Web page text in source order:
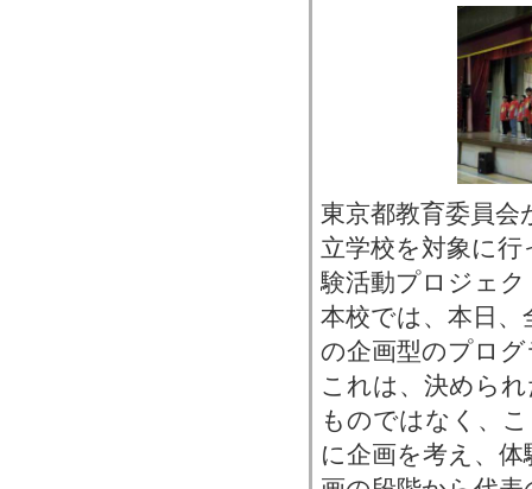
東京都教育委員
立学校を対象に
験活動プロジェ
本校では、本日、
の企画型のプロ
これは、決めら
ものではなく、
に企画を考え、